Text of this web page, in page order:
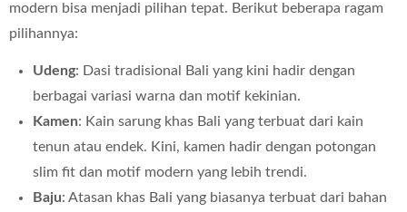
modern bisa menjadi pilihan tepat. Berikut beberapa ragam
pilihannya:
Udeng: Dasi tradisional Bali yang kini hadir dengan
berbagai variasi warna dan motif kekinian.
Kamen: Kain sarung khas Bali yang terbuat dari kain
tenun atau endek. Kini, kamen hadir dengan potongan
slim fit dan motif modern yang lebih trendi.
Baju: Atasan khas Bali yang biasanya terbuat dari bahan